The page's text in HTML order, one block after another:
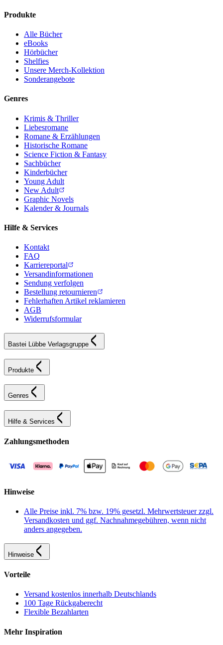
Produkte
Alle Bücher
eBooks
Hörbücher
Shelfies
Unsere Merch-Kollektion
Sonderangebote
Genres
Krimis & Thriller
Liebesromane
Romane & Erzählungen
Historische Romane
Science Fiction & Fantasy
Sachbücher
Kinderbücher
Young Adult
New Adult
Graphic Novels
Kalender & Journals
Hilfe & Services
Kontakt
FAQ
Karriereportal
Versandinformationen
Sendung verfolgen
Bestellung retournieren
Fehlerhaften Artikel reklamieren
AGB
Widerrufsformular
Bastei Lübbe Verlagsgruppe
Produkte
Genres
Hilfe & Services
Zahlungsmethoden
Hinweise
Alle Preise inkl. 7% bzw. 19% gesetzl. Mehrwertsteuer zzgl.
Versandkosten und ggf. Nachnahmegebühren, wenn nicht
anders angegeben.
Hinweise
Vorteile
Versand kostenlos innerhalb Deutschlands
100 Tage Rückgaberecht
Flexible Bezahlarten
Mehr Inspiration